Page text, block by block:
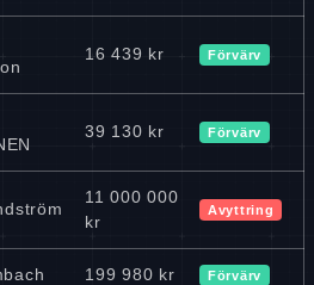
16 439 kr Förvärv
39 130 kr Förvärv
11 000 000
kr
Avyttring
199 980 kr Förvärv